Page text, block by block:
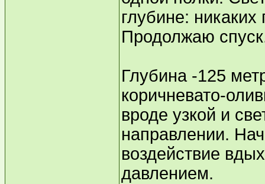
глубине: никаких
Продолжаю
Глубина -125
коричневато-
вроде узкой и
направлении.
воздействие
давлением.